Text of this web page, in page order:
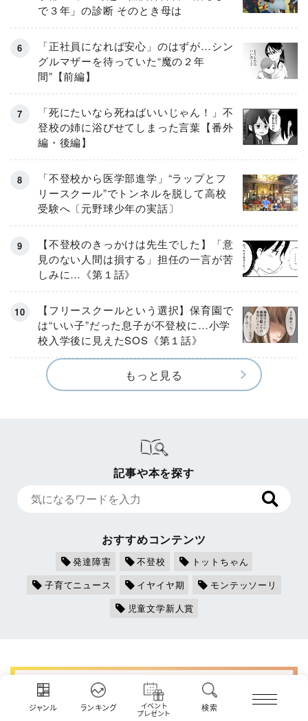
ジャンル ランキング イベント
プレゼント
検索
で３年」の診断 そのとき母は
「正社員になれば安心」のはずが…シン
グルマザーを待っていた“魔の２年
間”【前編】
「死にたいなら死ねばいいじゃん！」不
登校の姉に浴びせてしまった言葉【番外
編・後編】
「不登校から医学部進学」“ラップとフ
リースクール”でトンネルを脱して高校
受験へ〔元野球少年の実話〕
【不登校のきっかけは先生でした】「意
見のない人間は損する」担任の一言が苦
しみに…《第１話》
【フリースクールという選択】保育園で
は“いい子”だった息子が不登校に…小学
校入学後に見えたSOS《第１話》
もっと見る
記事や本を探す
おすすめコンテンツ
発達障害 不登校
トットちゃん
子育てニュース
イヤイヤ期
モンテッソーリ
児童文学新人賞